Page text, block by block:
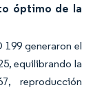
óptimo de la
199 generaron el
equilibrando la
reproducción